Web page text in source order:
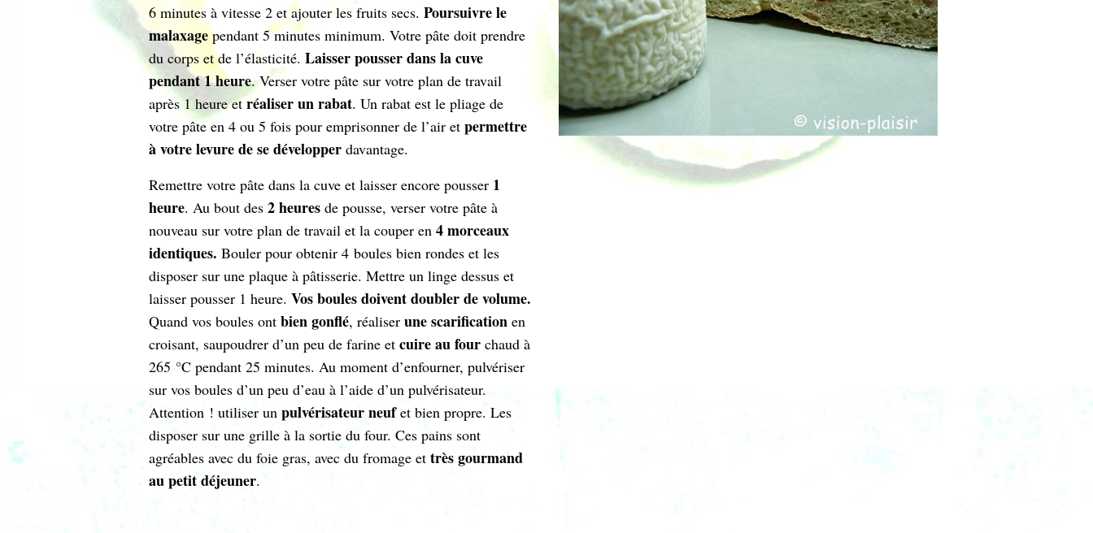
6 minutes à vitesse 2 et ajouter les fruits secs. Poursuivre le
malaxagependant 5 minutes minimum. Votre pâte doit prendre
du corps et de l’élasticité. Laisser pousser dans la cuve
pendant 1 heure. Verser votre pâte sur votre plan de travail
après 1 heure etréaliser un rabat. Un rabat est le pliage de
votre pâte en 4 ou 5 fois pour emprisonner de l’air et permettre
à votre levure de se développer davantage.
Remettre votre pâte dans la cuve et laisser encore pousser 1
heure. Au bout des 2 heures de pousse, verser votre pâte à
nouveau sur votre plan de travail et la couper en 4 morceaux
identiques. Bouler pour obtenir 4 boules bien rondes et les
disposer sur une plaque à pâtisserie. Mettre un linge dessus et
laisser pousser 1 heure. Vos boules doivent doubler de volume.
Quand vos boules ont bien gonflé, réaliser une scarification en
croisant, saupoudrer d’un peu de farine et cuire au four chaud à
265 °C pendant 25 minutes. Au moment d’enfourner, pulvériser
sur vos boules d’un peu d’eau à l’aide d’un pulvérisateur.
Attention ! utiliser un pulvérisateur neufet bien propre. Les
disposer sur une grille à la sortie du four. Ces pains sont
agréables avec du foie gras, avec du fromage et très gourmand
au petit déjeuner.